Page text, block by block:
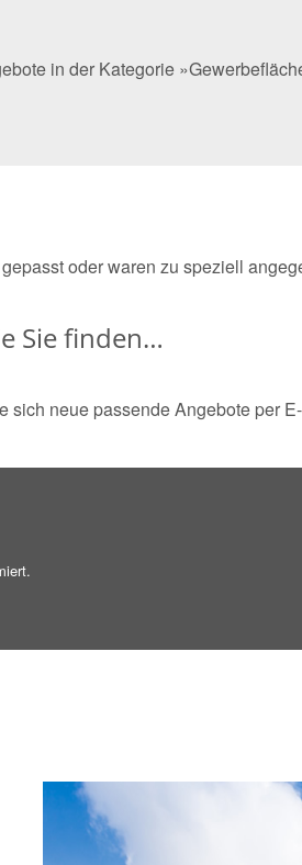
in der Kategorie
oder waren zu speziell
Sie finden…
neue passende Angebote per